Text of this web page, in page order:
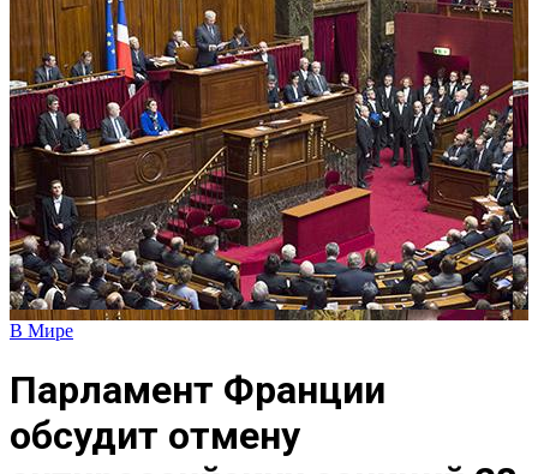
В Мире
Парламент Франции
обсудит отмену